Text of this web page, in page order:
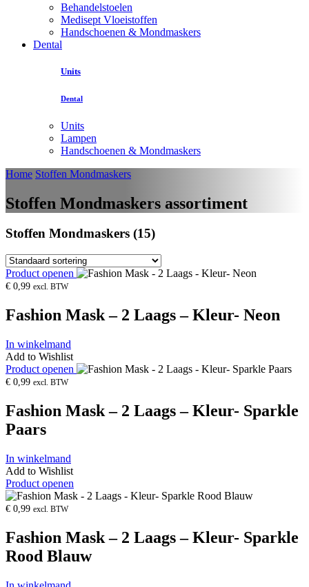
Behandelstoelen
Medisept Vloeistoffen
Handschoenen & Mondmaskers
Dental
Units
Dental
Units
Lampen
Handschoenen & Mondmaskers
Home Stoffen Mondmaskers
Stoffen Mondmaskers assortiment
Stoffen Mondmaskers (15)
Product openen
€ 0,99 excl. BTW
Fashion Mask – 2 Laags – Kleur- Neon
In winkelmand
Add to Wishlist
Product openen
€ 0,99 excl. BTW
Fashion Mask – 2 Laags – Kleur- Sparkle
Paars
In winkelmand
Add to Wishlist
Product openen
€ 0,99 excl. BTW
Fashion Mask – 2 Laags – Kleur- Sparkle
Rood Blauw